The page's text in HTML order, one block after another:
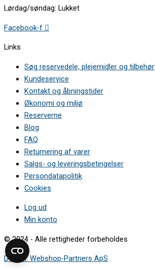
KI5871SF0/02 •
KI5871SF0/04 •
KI5871SF0G/01 •
KI5871SF0G/03 •
KI5871SF0G/04 •
KI5871SF0G/05 •
KI5872F31R/01 •
KI5872F31R/02 •
KI5872F31R/03 •
KI5872FE0/01 •
KI5872FE0/02 •
KI5872FE0/03 •
KI5872FE0/04 •
KI5872FE0/05 •
KI5872FE0G/01 •
KI5872FE0G/02 •
KI5872FE0G/04 •
KI5872FE0G/05 •
KI5872SE0G/02 •
KI5872SE0G/03 •
KI5872SE0G/04 •
Lørdag/søndag: Lukket
Facebook-f
Links
Søg reservedele, plejemidler og tilbehør
Kundeservice
Kontakt og åbningstider
Økonomi og miljø
Reserverne
Blog
FAQ
Returnering af varer
Salgs- og leveringsbetingelser
Persondatapolitik
Cookies
Log ud
Min konto
© 2024 - Alle rettigheder forbeholdes
Design: Webshop-Partners ApS